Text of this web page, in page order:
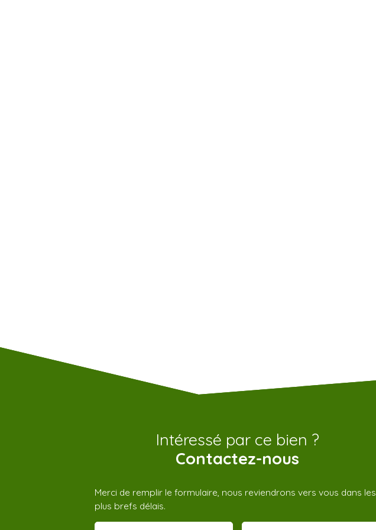
Intéressé par ce bien ?
Contactez-nous
Merci de remplir le formulaire, nous reviendrons vers vous dans les
plus brefs délais.